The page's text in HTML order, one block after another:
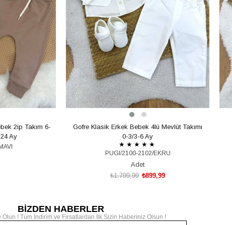
2ip Takım 6-
Ay
Gofre Klasik Erkek Bebek 4lü Mevlüt Takımı
0-3/3-6 Ay
★ ★ ★ ★ ★
PUGI/2100-2102/EKRU
Adet
₺899,99
₺1.799,99
BİZDEN HABERLER
! Tüm İndirim ve Fırsatlardan İlk Sizin Haberiniz Olsun !